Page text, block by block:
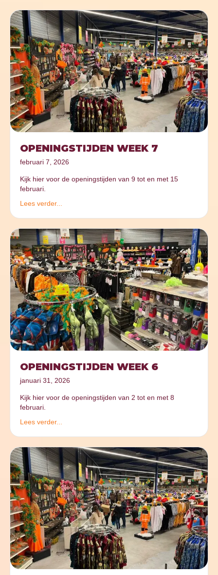
OPENINGSTIJDEN WEEK 7
februari 7, 2026
Kijk hier voor de openingstijden van 9 tot en met 15
februari.
Lees verder...
OPENINGSTIJDEN WEEK 6
januari 31, 2026
Kijk hier voor de openingstijden van 2 tot en met 8
februari.
Lees verder...